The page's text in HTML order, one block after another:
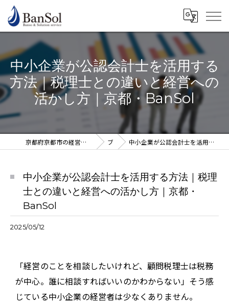
中小企業が公認会計士を活用する
方法｜税理士との違いと経営への
活かし方｜京都・BanSol
京都府京都市の経営コンサルならBanSol 谷口純一公認会計士事務所 ブログ 中小企業が公認会計士を活用する方法｜税理士との違いと経営への活かし方｜京都・BanSol
中小企業が公認会計士を活用する方法｜税理
士との違いと経営への活かし方｜京都・
BanSol
2025/05/12
「経営のことを相談したいけれど、顧問税理士は税務
が中心。誰に相談すればいいのかわからない」そう感
じている中小企業の経営者は少なくありません。